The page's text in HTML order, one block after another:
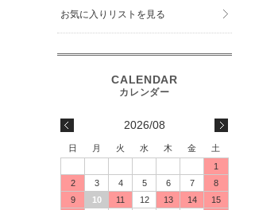
お気に入りリストを見る
2026/08
日 月 火 水 木 金
土
1
2
3 4 5 6 7
8
9
10 11 12 13 14
15